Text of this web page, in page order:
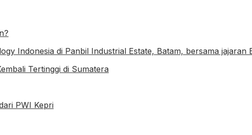
Tertinggi di Sumatera
PWI Kepri